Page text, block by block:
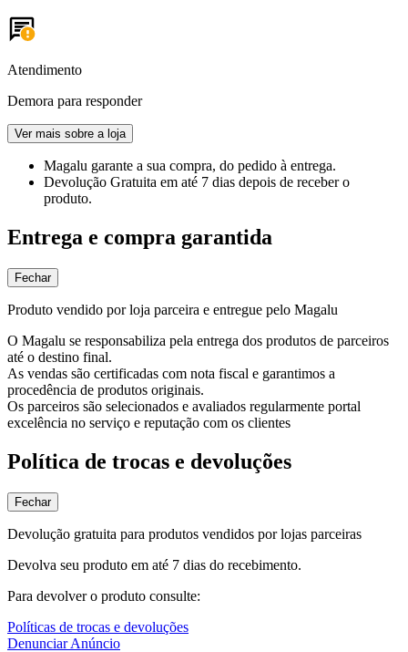
Atendimento
Demora para responder
Ver mais sobre a loja
Magalu garante a sua compra, do pedido à entrega.
Devolução Gratuita em até 7 dias depois de receber o
produto.
Entrega e compra garantida
Fechar
Produto vendido por loja parceira e entregue pelo Magalu
O Magalu se responsabiliza pela entrega dos produtos de parceiros
até o destino final.
As vendas são certificadas com nota fiscal e garantimos a
procedência de produtos originais.
Os parceiros são selecionados e avaliados regularmente portal
excelência no serviço e reputação com os clientes
Política de trocas e devoluções
Fechar
Devolução gratuita para produtos vendidos por lojas parceiras
Devolva seu produto em até 7 dias do recebimento.
Para devolver o produto consulte:
Políticas de trocas e devoluções
Denunciar Anúncio